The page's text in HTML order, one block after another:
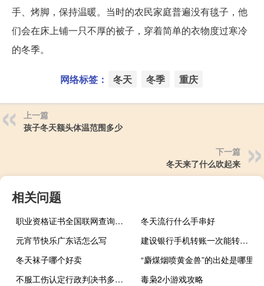
手、烤脚，保持温暖。当时的农民家庭普遍没有毯子，他
们会在床上铺一只不厚的被子，穿着简单的衣物度过寒冷
的冬季。
网络标签： 冬天 冬季 重庆
上一篇
孩子冬天额头体温范围多少
下一篇
冬天来了什么吹起来
相关问题
职业资格证书全国联网查询官网（职业资格证书全国联网查询系统）
冬天流行什么手串好
元宵节快乐广东话怎么写
建设银行手机转账一次能转多少（建设银行手机转账）
冬天袜子哪个好卖
“麝煤烟喷黄金兽”的出处是哪里
不服工伤认定行政判决书多久提出诉讼
毒枭2小游戏攻略